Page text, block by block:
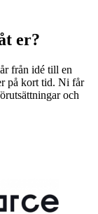
er?
från idé till en
på kort tid. Ni får
och